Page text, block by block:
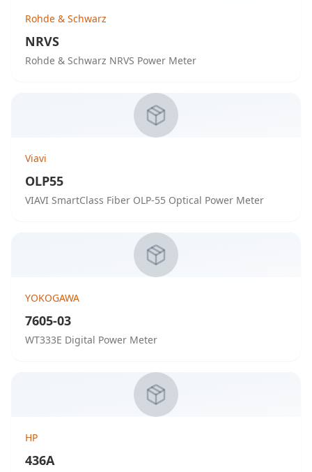
Rohde & Schwarz
NRVS
Rohde & Schwarz NRVS Power Meter
Viavi
OLP55
VIAVI SmartClass Fiber OLP-55 Optical Power Meter
YOKOGAWA
7605-03
WT333E Digital Power Meter
HP
436A